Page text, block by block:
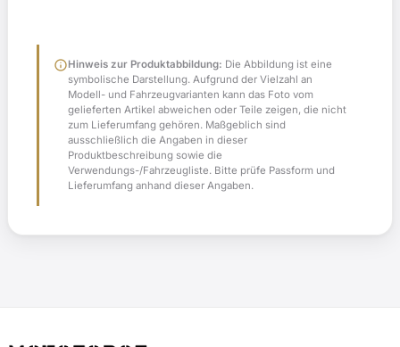
infoHinweis zur Produktabbildung: Die Abbildung ist eine
symbolische Darstellung. Aufgrund der Vielzahl an
Modell- und Fahrzeugvarianten kann das Foto vom
gelieferten Artikel abweichen oder Teile zeigen, die nicht
zum Lieferumfang gehören. Maßgeblich sind
ausschließlich die Angaben in dieser
Produktbeschreibung sowie die
Verwendungs-/Fahrzeugliste. Bitte prüfe Passform und
Lieferumfang anhand dieser Angaben.